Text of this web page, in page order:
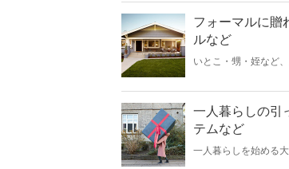
フォーマルに贈
ルなど
いとこ・甥・姪など
の利いたギフトをご
一人暮らしの引
テムなど
一人暮らしを始める
人暮らしの人に喜ば